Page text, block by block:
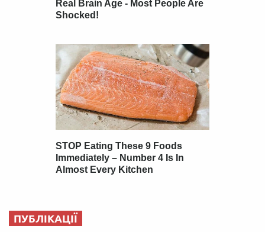
ПУБЛІКАЦІЇ